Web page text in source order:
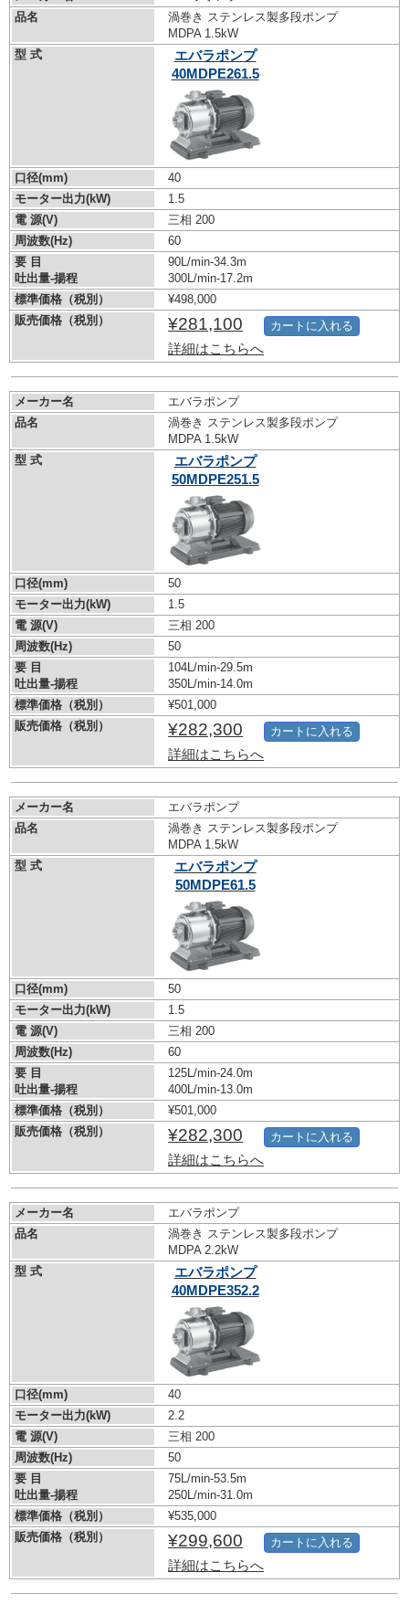
品名
渦巻き ステンレス製多段ポンプ
MDPA 1.5kW
型 式
エバラポンプ
40MDPE261.5
口径(mm)
40
モーター出力(kW)
1.5
電 源(V)
三相 200
周波数(Hz)
60
要 目
吐出量-揚程
90L/min-34.3m
300L/min-17.2m
標準価格（税別）
¥498,000
販売価格（税別）
¥281,100
詳細はこちらへ
カートに入れる
メーカー名
エバラポンプ
品名
渦巻き ステンレス製多段ポンプ
MDPA 1.5kW
型 式
エバラポンプ
50MDPE251.5
口径(mm)
50
モーター出力(kW)
1.5
電 源(V)
三相 200
周波数(Hz)
50
要 目
吐出量-揚程
104L/min-29.5m
350L/min-14.0m
標準価格（税別）
¥501,000
販売価格（税別）
¥282,300
詳細はこちらへ
カートに入れる
メーカー名
エバラポンプ
品名
渦巻き ステンレス製多段ポンプ
MDPA 1.5kW
型 式
エバラポンプ
50MDPE61.5
口径(mm)
50
モーター出力(kW)
1.5
電 源(V)
三相 200
周波数(Hz)
60
要 目
吐出量-揚程
125L/min-24.0m
400L/min-13.0m
標準価格（税別）
¥501,000
販売価格（税別）
¥282,300
詳細はこちらへ
カートに入れる
メーカー名
エバラポンプ
品名
渦巻き ステンレス製多段ポンプ
MDPA 2.2kW
型 式
エバラポンプ
40MDPE352.2
口径(mm)
40
モーター出力(kW)
2.2
電 源(V)
三相 200
周波数(Hz)
50
要 目
吐出量-揚程
75L/min-53.5m
250L/min-31.0m
標準価格（税別）
¥535,000
販売価格（税別）
¥299,600
詳細はこちらへ
カートに入れる